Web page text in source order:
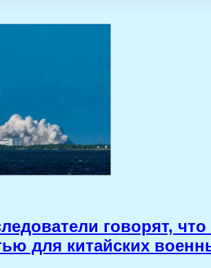
говорят,
для китайских